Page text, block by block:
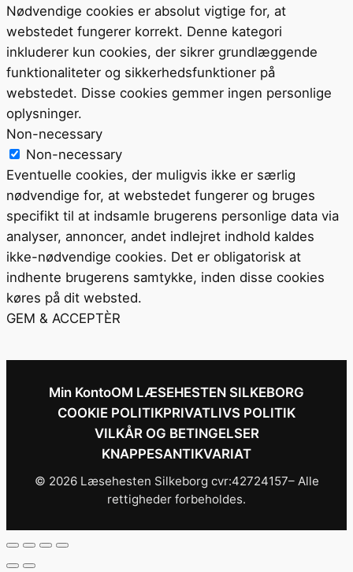
Nødvendige cookies er absolut vigtige for, at
webstedet fungerer korrekt. Denne kategori
inkluderer kun cookies, der sikrer grundlæggende
funktionaliteter og sikkerhedsfunktioner på
webstedet. Disse cookies gemmer ingen personlige
oplysninger.
Non-necessary
Non-necessary
Eventuelle cookies, der muligvis ikke er særlig
nødvendige for, at webstedet fungerer og bruges
specifikt til at indsamle brugerens personlige data via
analyser, annoncer, andet indlejret indhold kaldes
ikke-nødvendige cookies. Det er obligatorisk at
indhente brugerens samtykke, inden disse cookies
køres på dit websted.
GEM & ACCEPTÈR
Min KontoOM LÆSEHESTEN SILKEBORG
COOKIE POLITIKPRIVATLIVS POLITIK
VILKÅR OG BETINGELSER
KNAPPESANTIKVARIAT
© 2026 Læsehesten Silkeborg cvr:42724157– Alle
rettigheder forbeholdes.